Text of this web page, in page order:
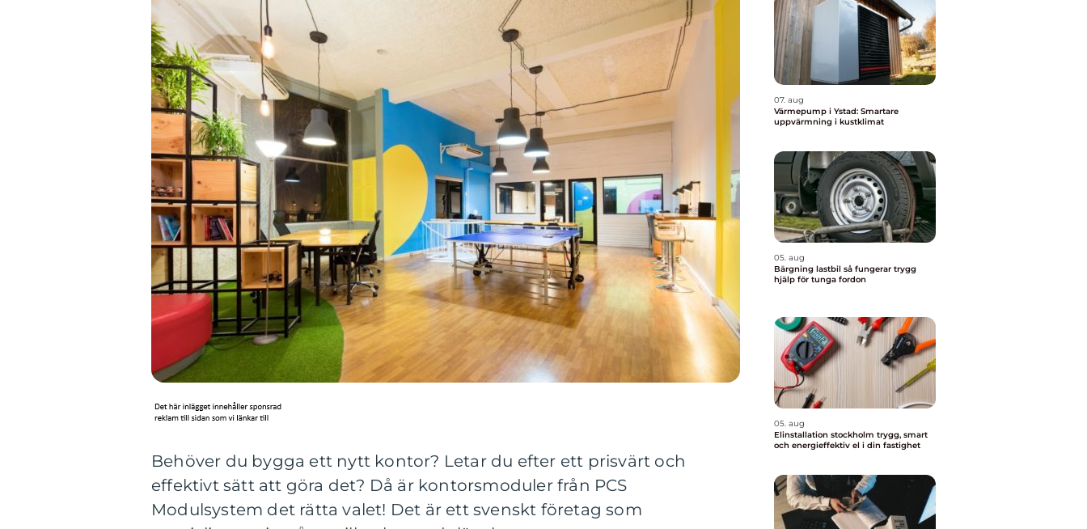
Behöver du bygga ett nytt kontor? Letar du efter ett prisvärt och
effektivt sätt att göra det? Då är kontorsmoduler från PCS
Modulsystem det rätta valet! Det är ett svenskt företag som
07. aug
Värmepump i Ystad: Smartare
uppvärmning i kustklimat
05. aug
Bärgning lastbil så fungerar trygg
hjälp för tunga fordon
05. aug
Elinstallation stockholm trygg, smart
och energieffektiv el i din fastighet